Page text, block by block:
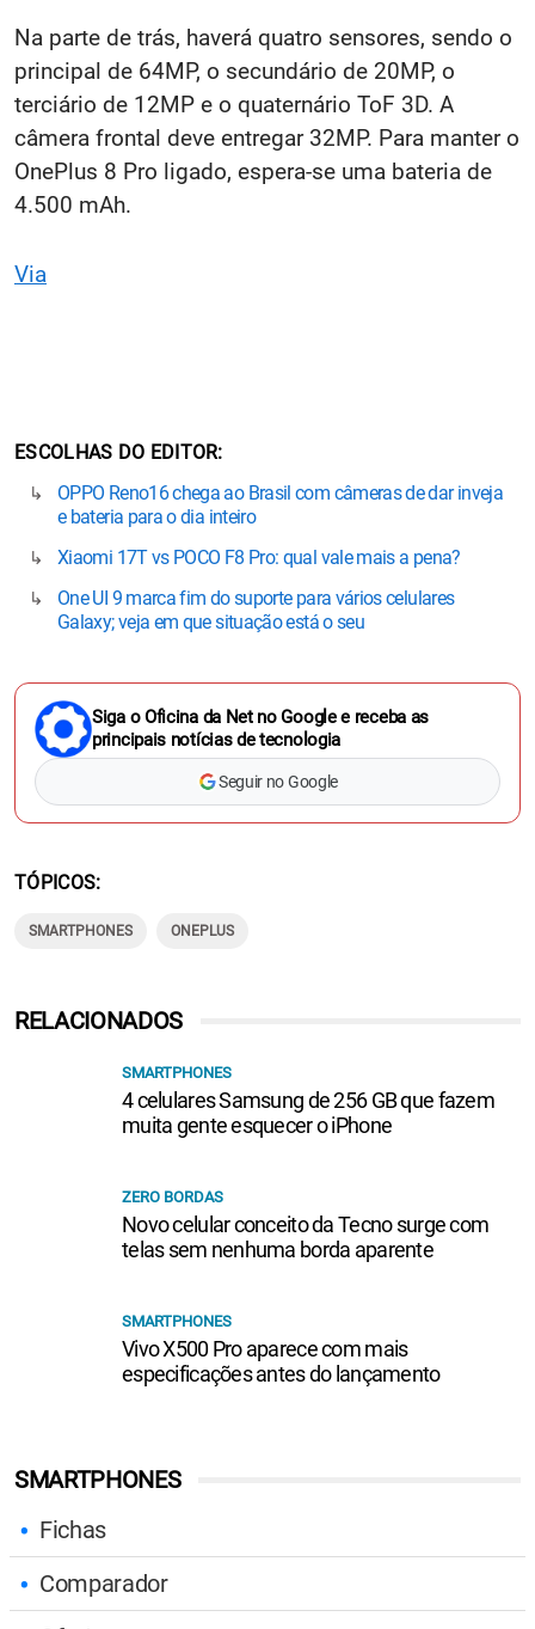
Na parte de trás, haverá quatro sensores, sendo o
principal de 64MP, o secundário de 20MP, o
terciário de 12MP e o quaternário ToF 3D. A
câmera frontal deve entregar 32MP. Para manter o
OnePlus 8 Pro ligado, espera-se uma bateria de
4.500 mAh.
Via
ESCOLHAS DO EDITOR
OPPO Reno16 chega ao Brasil com câmeras de dar inveja
e bateria para o dia inteiro
Xiaomi 17T vs POCO F8 Pro: qual vale mais a pena?
One UI 9 marca fim do suporte para vários celulares
Galaxy; veja em que situação está o seu
Siga o Oficina da Net no Google e receba as
principais notícias de tecnologia
Seguir no Google
TÓPICOS
SMARTPHONES ONEPLUS
SMARTPHONES
Fichas
Comparador
RELACIONADOS
SMARTPHONES
4 celulares Samsung de 256 GB que fazem
muita gente esquecer o iPhone
ZERO BORDAS
Novo celular conceito da Tecno surge com
telas sem nenhuma borda aparente
SMARTPHONES
Vivo X500 Pro aparece com mais
especificações antes do lançamento